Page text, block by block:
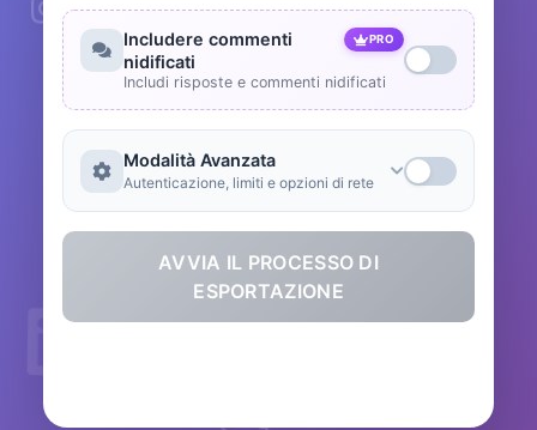
Includere commenti
nidificati
PRO
Includi risposte e commenti nidificati
Modalità Avanzata
Autenticazione, limiti e opzioni di rete
AVVIA IL PROCESSO DI
ESPORTAZIONE